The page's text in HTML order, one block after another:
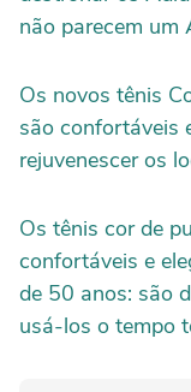
não parecem um
Os novos tênis
são confortáveis
rejuvenescer os
Os tênis cor de
confortáveis e
de 50 anos: são
usá-los o tempo